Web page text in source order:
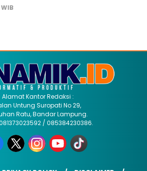
Alamat Kantor Redaksi :
Untung Suropati No 29,
Ratu, Bandar Lampung.
/ 085384230386.